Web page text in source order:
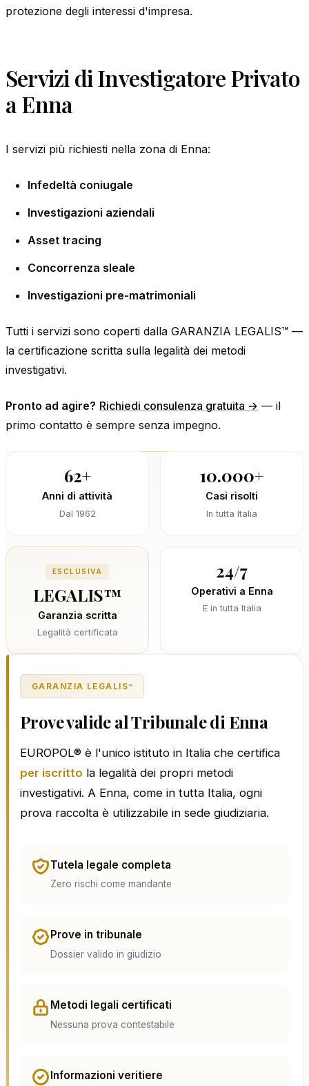
protezione degli interessi d'impresa.
Servizi di Investigatore Privato
a Enna
I servizi più richiesti nella zona di Enna:
Infedeltà coniugale
Investigazioni aziendali
Asset tracing
Concorrenza sleale
Investigazioni pre-matrimoniali
Tutti i servizi sono coperti dalla GARANZIA LEGALIS™ —
la certificazione scritta sulla legalità dei metodi
investigativi.
Pronto ad agire? Richiedi consulenza gratuita → — il
primo contatto è sempre senza impegno.
62+
Anni di attività
Dal 1962
10.000+
Casi risolti
In tutta Italia
ESCLUSIVA
LEGALIS™
Garanzia scritta
Legalità certificata
24/7
Operativi a Enna
E in tutta Italia
GARANZIA LEGALIS™
Prove valide al Tribunale di Enna
EUROPOL® è l'unico istituto in Italia che certifica
per iscritto la legalità dei propri metodi
investigativi. A Enna, come in tutta Italia, ogni
prova raccolta è utilizzabile in sede giudiziaria.
Tutela legale completa
Zero rischi come mandante
Prove in tribunale
Dossier valido in giudizio
Metodi legali certificati
Nessuna prova contestabile
Informazioni veritiere